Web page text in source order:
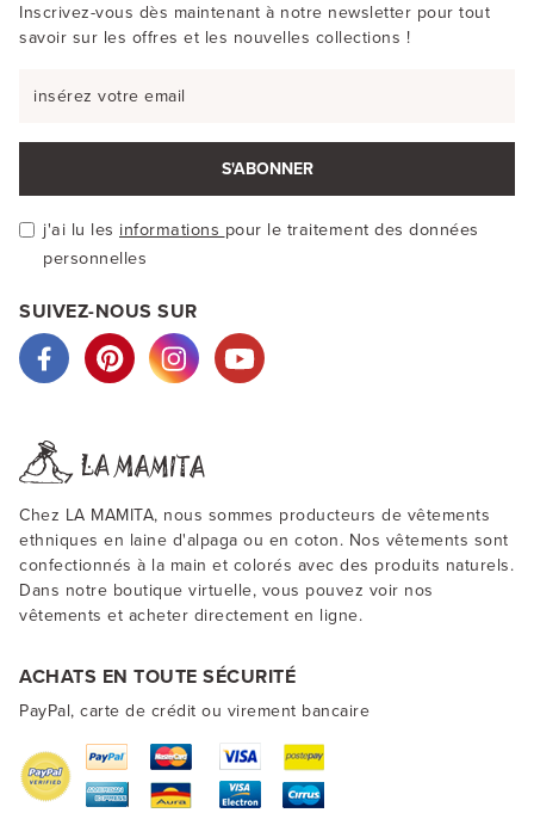
Inscrivez-vous dès maintenant à notre newsletter pour tout
savoir sur les offres et les nouvelles collections !
S'ABONNER
j'ai lu les informations pour le traitement des données
personnelles
SUIVEZ-NOUS SUR
Chez LA MAMITA, nous sommes producteurs de vêtements
ethniques en laine d'alpaga ou en coton. Nos vêtements sont
confectionnés à la main et colorés avec des produits naturels.
Dans notre boutique virtuelle, vous pouvez voir nos
vêtements et acheter directement en ligne.
ACHATS EN TOUTE SÉCURITÉ
PayPal, carte de crédit ou virement bancaire